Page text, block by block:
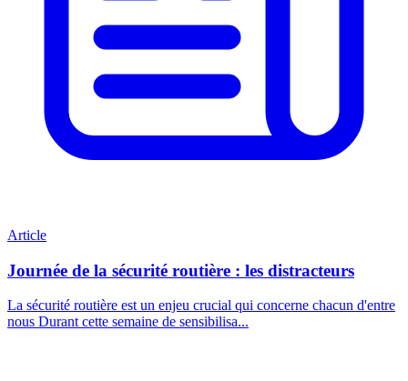
Article
Journée de la sécurité routière : les distracteurs
La sécurité routière est un enjeu crucial qui concerne chacun d'entre
nous Durant cette semaine de sensibilisa...